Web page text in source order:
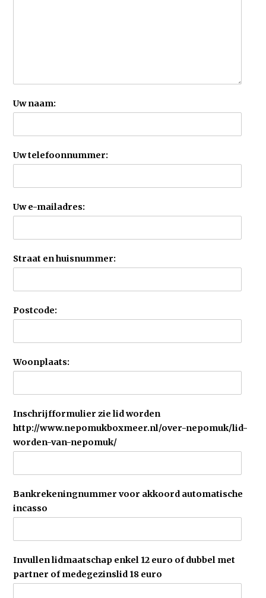
Uw naam:
Uw telefoonnummer:
Uw e-mailadres:
Straat en huisnummer:
Postcode:
Woonplaats:
Inschrijfformulier zie lid worden
http://www.nepomukboxmeer.nl/over-nepomuk/lid-
worden-van-nepomuk/
Bankrekeningnummer voor akkoord automatische
incasso
Invullen lidmaatschap enkel 12 euro of dubbel met
partner of medegezinslid 18 euro